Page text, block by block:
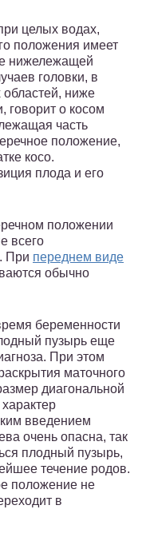
целых водах,
положения имеет
нижележащей
головки, в
ниже
говорит о косом
часть
положение,
косо.
плода и его
положении
всего
При переднем виде
обычно
беременности
пузырь еще
При этом
маточного
диагональной
введением
очень опасна, так
плодный пузырь,
течение родов.
положение не
в